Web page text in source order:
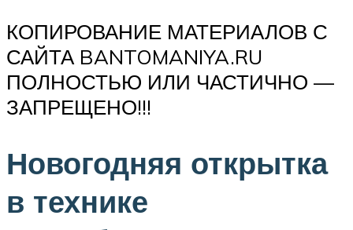
КОПИРОВАНИЕ МАТЕРИАЛОВ С
САЙТА BANTOMANIYA.RU
ПОЛНОСТЬЮ ИЛИ ЧАСТИЧНО —
ЗАПРЕЩЕНО!!!
Новогодняя открытка
в технике